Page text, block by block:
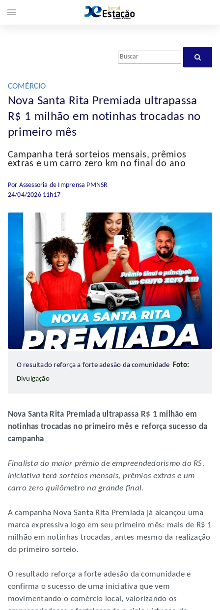
COMÉRCIO
Nova Santa Rita Premiada ultrapassa
R$ 1 milhão em notinhas trocadas no
primeiro mês
Campanha terá sorteios mensais, prêmios
extras e um carro zero km no final do ano
Por Assessoria de Imprensa PMNSR
24/04/2026 11h17
O resultado reforça a forte adesão da comunidade Foto:
Divulgação
Nova Santa Rita Premiada ultrapassa R$ 1 milhão em
notinhas trocadas no primeiro mês e reforça sucesso da
campanha
Finalista do maior prêmio de empreendedorismo do RS,
iniciativa terá sorteios mensais, prêmios extras e um
carro zero quilômetro na grande final.
A campanha Nova Santa Rita Premiada já alcançou uma
marca expressiva logo em seu primeiro mês: mais de R$ 1
milhão em notinhas trocadas, antes mesmo da realização
do primeiro sorteio.
O resultado reforça a forte adesão da comunidade e
confirma o sucesso de uma iniciativa que vem
movimentando o comércio local, valorizando os
menu